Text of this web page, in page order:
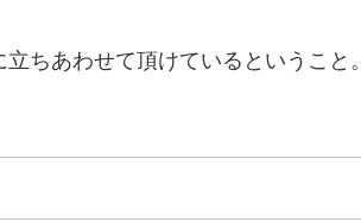
ちあわせて頂けているということ。